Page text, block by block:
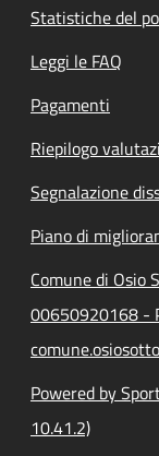
Statistiche del
Leggi le FAQ
Pagamenti
Riepilogo
Segnalazione
Piano di
Comune di Osio
00650920168 -
Powered by
10.41.2)